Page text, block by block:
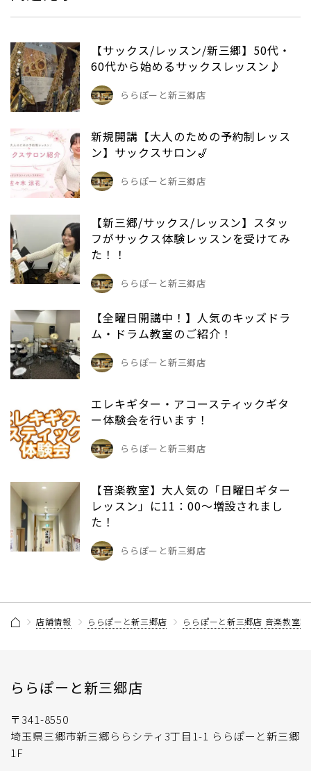
【サックス/レッスン/新三郷】50代・
60代から始めるサックスレッスン♪
ららぽーと新三郷店
新規開講【大人のための予約制レッス
ン】サックスサロン🎷
ららぽーと新三郷店
【新三郷/サックス/レッスン】スタッ
フがサックス体験レッスンを受けてみ
た！！
ららぽーと新三郷店
【全曜日開講中！】人気のキッズドラ
ム・ドラム教室のご紹介！
ららぽーと新三郷店
エレキギター・アコースティックギタ
ー体験会を行います！
ららぽーと新三郷店
【音楽教室】大人気の「日曜日ギター
レッスン」に11：00～増設されまし
た！
ららぽーと新三郷店
店舗情報 ららぽーと新三郷店 ららぽーと新三郷店 音楽教室
ららぽーと新三郷店
〒341-8550
埼玉県三郷市新三郷ららシティ3丁目1-1 ららぽーと新三郷
1F